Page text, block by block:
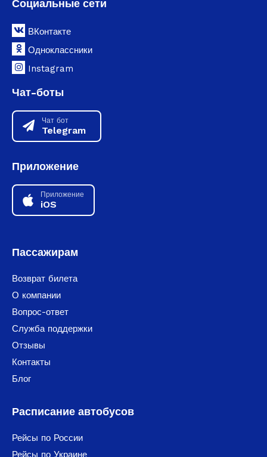
Социальные сети
ВКонтакте
Одноклассники
Instagram
Чат-боты
Чат бот
Telegram
Приложение
Приложение
iOS
Пассажирам
Возврат билета
О компании
Вопрос-ответ
Служба поддержки
Отзывы
Контакты
Блог
Расписание автобусов
Рейсы по России
Рейсы по Украине